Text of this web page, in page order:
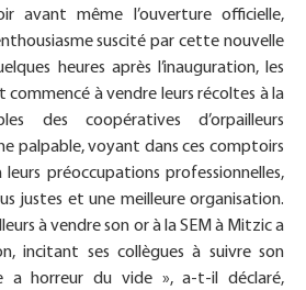
avant même l’ouverture officielle,
suscité par cette nouvelle
heures après l’inauguration, les
commencé à vendre leurs récoltes à la
des coopératives d’orpailleurs
palpable, voyant dans ces comptoirs
préoccupations professionnelles,
justes et une meilleure organisation.
à vendre son or à la SEM à Mitzic a
incitant ses collègues à suivre son
a horreur du vide », a-t-il déclaré,